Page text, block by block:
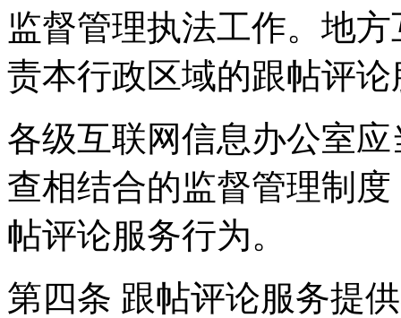
监督管理执法工作。地
责本行政区域的跟帖评
各级互联网信息办公室
查相结合的监督管理制
帖评论服务行为。
第四条 跟帖评论服务提